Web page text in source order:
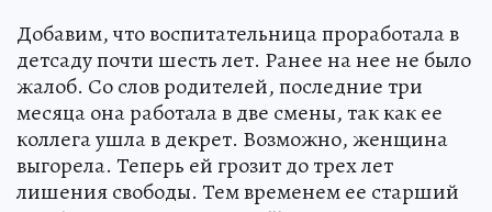
Добавим, что воспитательница проработала в
детсаду почти шесть лет. Ранее на нее не было
жалоб. Со слов родителей, последние три
месяца она работала в две смены, так как ее
коллега ушла в декрет. Возможно, женщина
выгорела. Теперь ей грозит до трех лет
лишения свободы. Тем временем ее старший